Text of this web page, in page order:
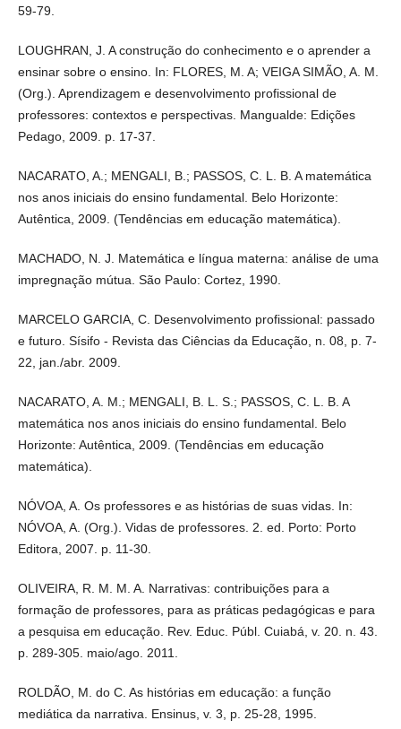
professores: contextos e perspectivas. Mangualde: Edições
NACARATO, A.; MENGALI, B.; PASSOS, C. L. B. A matemática nos
anos iniciais do ensino fundamental. Belo Horizonte: Autêntica,
2009. (Tendências em educação matemática).
impregnação mútua. São Paulo: Cortez, 1990.
MARCELO GARCIA, C. Desenvolvimento profissional: passado e
jan./abr. 2009.
matemática nos anos iniciais do ensino fundamental. Belo
Horizonte: Autêntica, 2009. (Tendências em educação
matemática).
NÓVOA, A. Os professores e as histórias de suas vidas. In:
NÓVOA, A. (Org.). Vidas de professores. 2. ed. Porto: Porto
Editora, 2007. p. 11-30.
de professores, para as práticas pedagógicas e para a pesquisa em
educação. Rev. Educ. Públ. Cuiabá, v. 20. n. 43. p. 289-305.
maio/ago. 2011.
ROLDÃO, M. do C. As histórias em educação: a função mediática
da narrativa. Ensinus, v. 3, p. 25-28, 1995.
TARDIF, M. Saberes profissionais dos professores e
da prática profissional dos professores e suas consequências em
relação à formação para o magistério. Revista Brasileira de